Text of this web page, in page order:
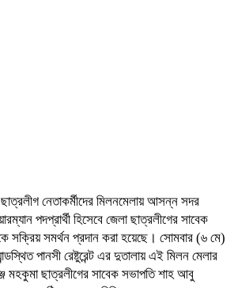
নেতাকর্মীদের মিলনমেলায় আসন্ন সদর
পদপ্রার্থী হিসেবে জেলা ছাত্রলীগের সাবেক
সক্রিয় সমর্থন প্রদান করা হয়েছে। সোমবার (৬ মে)
পানসী রেষ্টুরেন্ট এর দুতালায় এই মিলন মেলার
ছাত্রলীগের সাবেক সভাপতি শাহ আবু